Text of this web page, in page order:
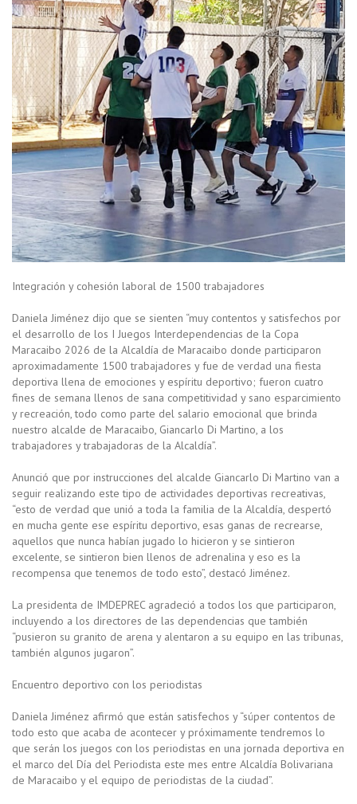
Integración y cohesión laboral de 1500 trabajadores
Daniela Jiménez dijo que se sienten “muy contentos y satisfechos por
el desarrollo de los I Juegos Interdependencias de la Copa
Maracaibo 2026 de la Alcaldía de Maracaibo donde participaron
aproximadamente 1500 trabajadores y fue de verdad una fiesta
deportiva llena de emociones y espíritu deportivo; fueron cuatro
fines de semana llenos de sana competitividad y sano esparcimiento
y recreación, todo como parte del salario emocional que brinda
nuestro alcalde de Maracaibo, Giancarlo Di Martino, a los
trabajadores y trabajadoras de la Alcaldía”.
Anunció que por instrucciones del alcalde Giancarlo Di Martino van a
seguir realizando este tipo de actividades deportivas recreativas,
“esto de verdad que unió a toda la familia de la Alcaldía, despertó
en mucha gente ese espíritu deportivo, esas ganas de recrearse,
aquellos que nunca habían jugado lo hicieron y se sintieron
excelente, se sintieron bien llenos de adrenalina y eso es la
recompensa que tenemos de todo esto”, destacó Jiménez.
La presidenta de IMDEPREC agradeció a todos los que participaron,
incluyendo a los directores de las dependencias que también
“pusieron su granito de arena y alentaron a su equipo en las tribunas,
también algunos jugaron”.
Encuentro deportivo con los periodistas
Daniela Jiménez afirmó que están satisfechos y “súper contentos de
todo esto que acaba de acontecer y próximamente tendremos lo
que serán los juegos con los periodistas en una jornada deportiva en
el marco del Día del Periodista este mes entre Alcaldía Bolivariana
de Maracaibo y el equipo de periodistas de la ciudad”.